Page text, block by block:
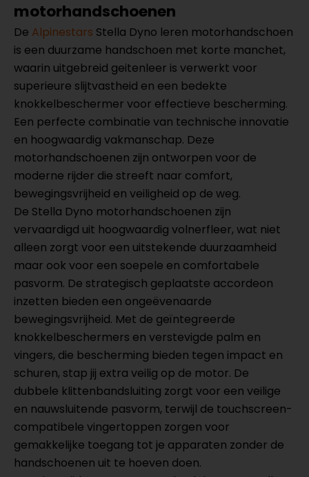
motorhandschoenen
De Alpinestars Stella Dyno leren motorhandschoen
is een duurzame handschoen met korte manchet,
waarin uitgebreid geitenleer is verwerkt voor
superieure slijtvastheid en een bedekte
knokkelbeschermer voor effectieve bescherming.
Een perfecte combinatie van technische innovatie
en hoogwaardig vakmanschap. Deze
motorhandschoenen zijn ontworpen voor de
moderne rijder die streeft naar comfort,
bewegingsvrijheid en veiligheid op de weg.
De Stella Dyno motorhandschoenen zijn
vervaardigd uit hoogwaardig volnerfleer, wat niet
alleen zorgt voor een uitstekende duurzaamheid
maar ook voor een soepele en comfortabele
pasvorm. De strategisch geplaatste accordeon
inzetten bieden een ongeëvenaarde
bewegingsvrijheid. Met de geïntegreerde
knokkelbeschermers en verstevigde palm en
vingers, die bescherming bieden tegen impact en
schuren, stap jij extra veilig op de motor. De
dubbele klittenbandsluiting zorgt voor een veilige
en nauwsluitende pasvorm, terwijl de touchscreen-
compatibele vingertoppen zorgen voor
gemakkelijke toegang tot je apparaten zonder de
handschoenen uit te hoeven doen.